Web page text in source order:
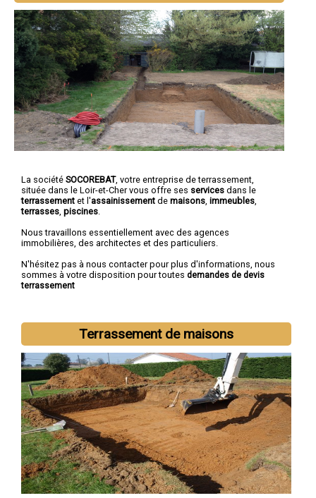
La société SOCOREBAT, votre entreprise de terrassement
située dans le Loir-et-Cher vous offre ses services dans le
terrassement et l'assainissement de maisons immeubles
terrasses piscines
Nous travaillons essentiellement avec des agences
immobilières, des architectes et des particuliers.
N'hésitez pas à nous contacter pour plus d'informations, nous
sommes à votre disposition pour toutes demandes de devis
terrassement
Terrassement de maisons